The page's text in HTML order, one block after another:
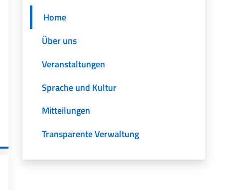
Home
Über uns
Veranstaltungen
Sprache und Kultur
Mitteilungen
Transparente Verwaltung